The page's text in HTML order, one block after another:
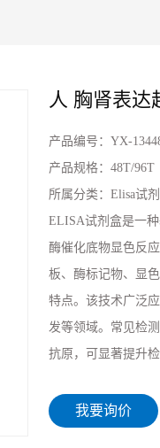
人 胸肾表达
产品编号： YX-
产品规格： 48T/96T
所属分类： Elisa试
ELISA试剂盒是一
酶催化底物显色反
板、酶标记物、显
特点。该技术广泛
发等领域。常见检
抗原，可显著提升
我要询价